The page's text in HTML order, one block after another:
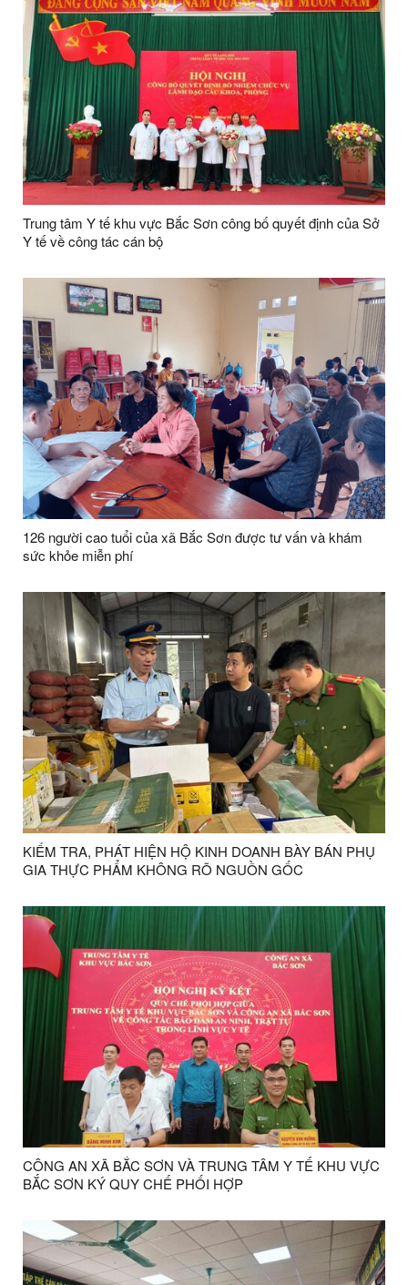
Trung tâm Y tế khu vực Bắc Sơn công bố quyết định của Sở
Y tế về công tác cán bộ
126 người cao tuổi của xã Bắc Sơn được tư vấn và khám
sức khỏe miễn phí
KIỂM TRA, PHÁT HIỆN HỘ KINH DOANH BÀY BÁN PHỤ
GIA THỰC PHẨM KHÔNG RÕ NGUỒN GỐC
CÔNG AN XÃ BẮC SƠN VÀ TRUNG TÂM Y TẾ KHU VỰC
BẮC SƠN KÝ QUY CHẾ PHỐI HỢP